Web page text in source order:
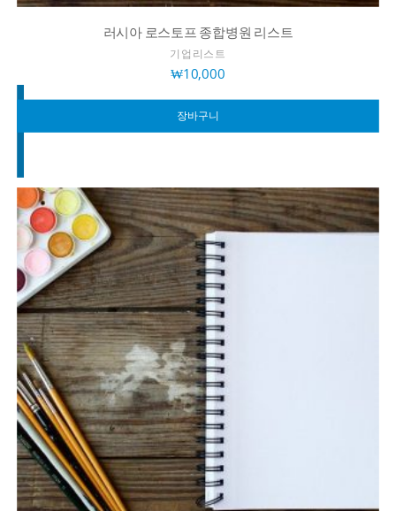
러시아 로스토프 종합병원 리스트
기업리스트
₩10,000
장바구니